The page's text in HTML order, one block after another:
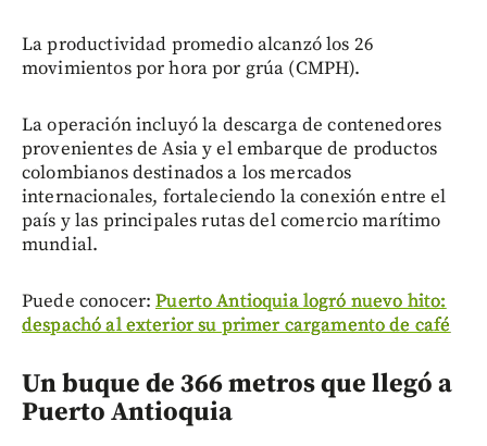
La productividad promedio alcanzó los 26
movimientos por hora por grúa (CMPH).
La operación incluyó la descarga de contenedores
provenientes de Asia y el embarque de productos
colombianos destinados a los mercados
internacionales, fortaleciendo la conexión entre el
país y las principales rutas del comercio marítimo
mundial.
Puede conocer:Puerto Antioquia logró nuevo hito:
despachó al exterior su primer cargamento de café
Un buque de 366 metros que llegó a
Puerto Antioquia